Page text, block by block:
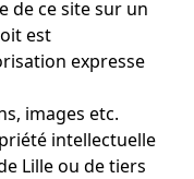
de ce site sur un
est
expresse
images etc.
intellectuelle
Lille ou de tiers